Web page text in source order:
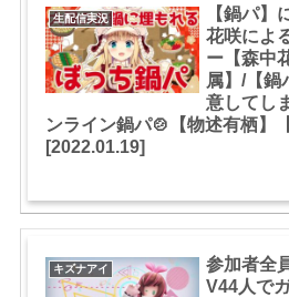
生配信実況
【鍋パ】
花咲によ
ー【森中
属】/【鍋
意してし
ンライン鍋パ🍲【物述有栖】
[2022.01.19]
キズナアイ
参加者全
V44人で